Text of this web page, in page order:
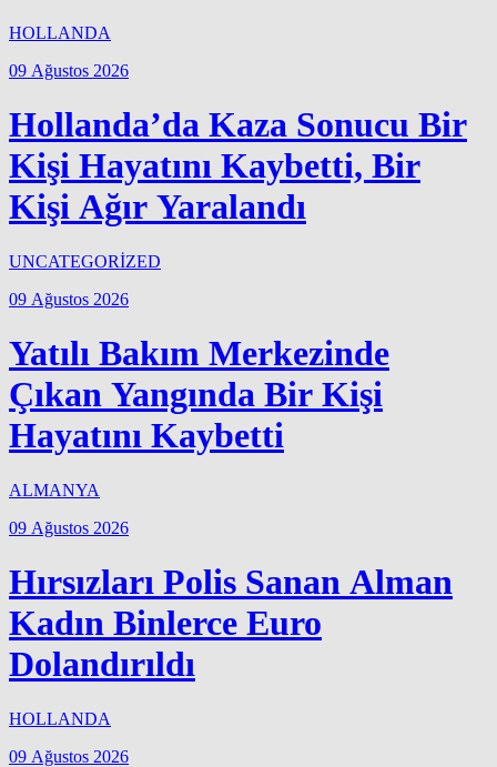
HOLLANDA
09 Ağustos 2026
Hollanda’da Kaza Sonucu Bir
Kişi Hayatını Kaybetti, Bir
Kişi Ağır Yaralandı
UNCATEGORİZED
09 Ağustos 2026
Yatılı Bakım Merkezinde
Çıkan Yangında Bir Kişi
Hayatını Kaybetti
ALMANYA
09 Ağustos 2026
Hırsızları Polis Sanan Alman
Kadın Binlerce Euro
Dolandırıldı
HOLLANDA
09 Ağustos 2026